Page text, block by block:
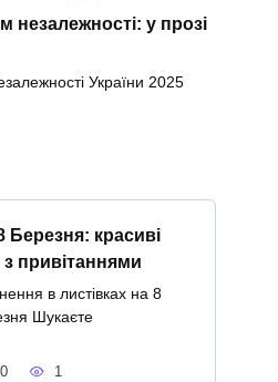
незалежності: у прозі
України 2025
Березня: красиві
з привітаннями
в листівках на 8
Шукаєте
0 1